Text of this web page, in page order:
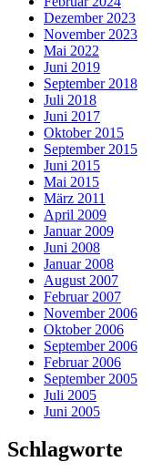
Dezember 2023
November 2023
Mai 2022
Juni 2019
September 2018
Juli 2018
Juni 2017
Oktober 2015
September 2015
Juni 2015
Mai 2015
März 2011
April 2009
Januar 2009
Juni 2008
Januar 2008
August 2007
Februar 2007
November 2006
Oktober 2006
September 2006
Februar 2006
September 2005
Juli 2005
Juni 2005
Schlagworte